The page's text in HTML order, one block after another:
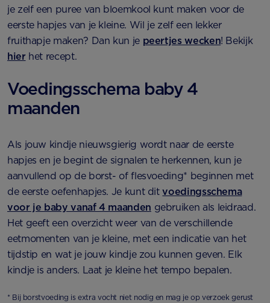
je zelf een puree van bloemkool kunt maken voor de
eerste hapjes van je kleine. Wil je zelf een lekker
fruithapje maken? Dan kun je peertjes wecken! Bekijk
hier het recept.
Voedingsschema baby 4
maanden
Als jouw kindje nieuwsgierig wordt naar de eerste
hapjes en je begint de signalen te herkennen, kun je
aanvullend op de borst- of flesvoeding* beginnen met
de eerste oefenhapjes. Je kunt ditvoedingsschema
voor je baby vanaf 4 maanden gebruiken als leidraad.
Het geeft een overzicht weer van de verschillende
eetmomenten van je kleine, met een indicatie van het
tijdstip en wat je jouw kindje zou kunnen geven. Elk
kindje is anders. Laat je kleine het tempo bepalen.
* Bij borstvoeding is extra vocht niet nodig en mag je op verzoek gerust